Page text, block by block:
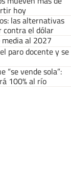
hoy
las alternativas
contra el dólar
media al 2027
paro docente y se
“se vende sola”:
100% al río